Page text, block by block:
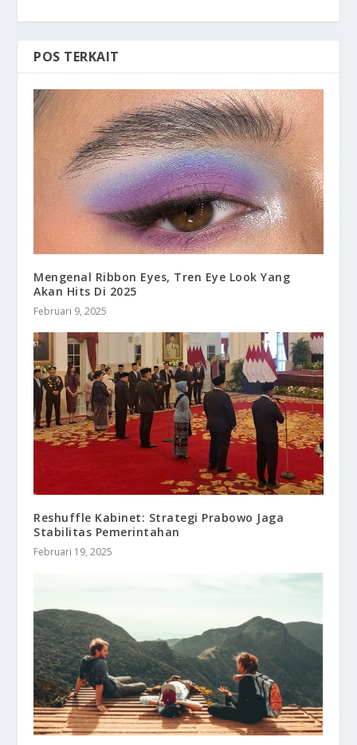
POS TERKAIT
Mengenal Ribbon Eyes, Tren Eye Look Yang
Akan Hits Di 2025
Februari 9, 2025
Reshuffle Kabinet: Strategi Prabowo Jaga
Stabilitas Pemerintahan
Februari 19, 2025